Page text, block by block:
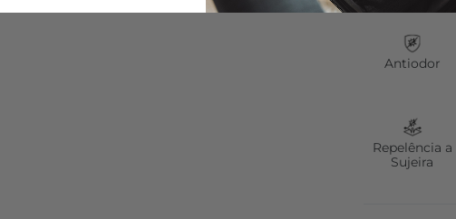
Antiodor
Repelência a
Sujeira